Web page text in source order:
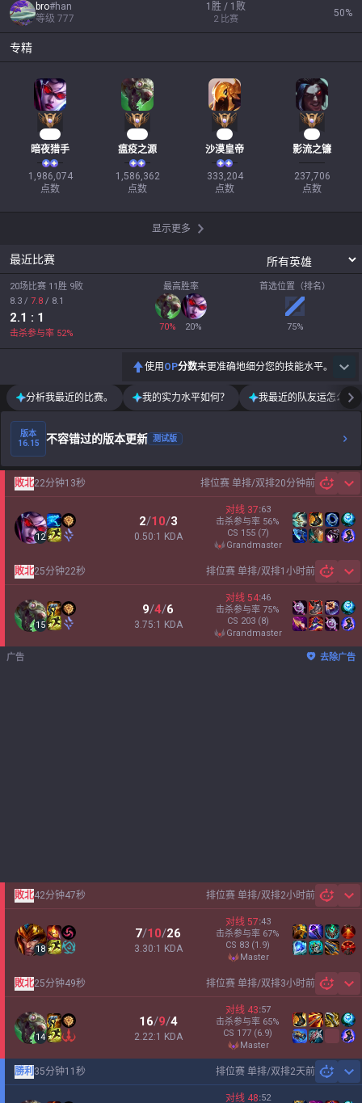
bro#han
等级 777
1胜 / 1败
2 比赛
50%
专精
暗夜猎手
1,986,074
点数
瘟疫之源
1,586,362
点数
沙漠皇帝
333,204
点数
影流之镰
237,706
点数
显示更多
最近比赛
20场比赛 11胜 9败
8.3 / 7.8 / 8.1
2.1 : 1
击杀参与率 52%
最高胜率
70% 20%
首选位置（排名）
75%
使用 OP分数来更准确地细分您的技能水平。
分析我最近的比赛。 我的实力水平如何？ 我最近的队友运怎么样
版本
16.15
不容错过的版本更新 测试版
排位赛 单排/双排20分钟前
敗北22分钟13秒
12
2/10/3
0.50:1 KDA
对线 37:63
击杀参与率 56%
CS 155 (7)
grandmaster
排位赛 单排/双排1小时前
敗北25分钟22秒
15
9/4/6
3.75:1 KDA
对线 54:46
击杀参与率 75%
CS 203 (8)
grandmaster
广告 去除广告
排位赛 单排/双排2小时前
敗北42分钟47秒
18
7/10/26
3.30:1 KDA
对线 57:43
击杀参与率 67%
CS 83 (1.9)
master
排位赛 单排/双排3小时前
敗北25分钟49秒
14
16/9/4
2.22:1 KDA
对线 43:57
击杀参与率 65%
CS 177 (6.9)
master
排位赛 单排/双排2天前
勝利 35分钟11秒
对线 48:52